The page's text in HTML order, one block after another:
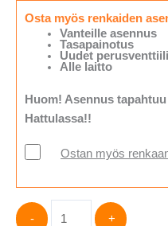
Osta myös renkaiden
Vanteille asennus
Tasapainotus
Uudet
Alle laitto
Huom! Asennus
Hattulassa!!
Ostan myös
-
215/45R17
+